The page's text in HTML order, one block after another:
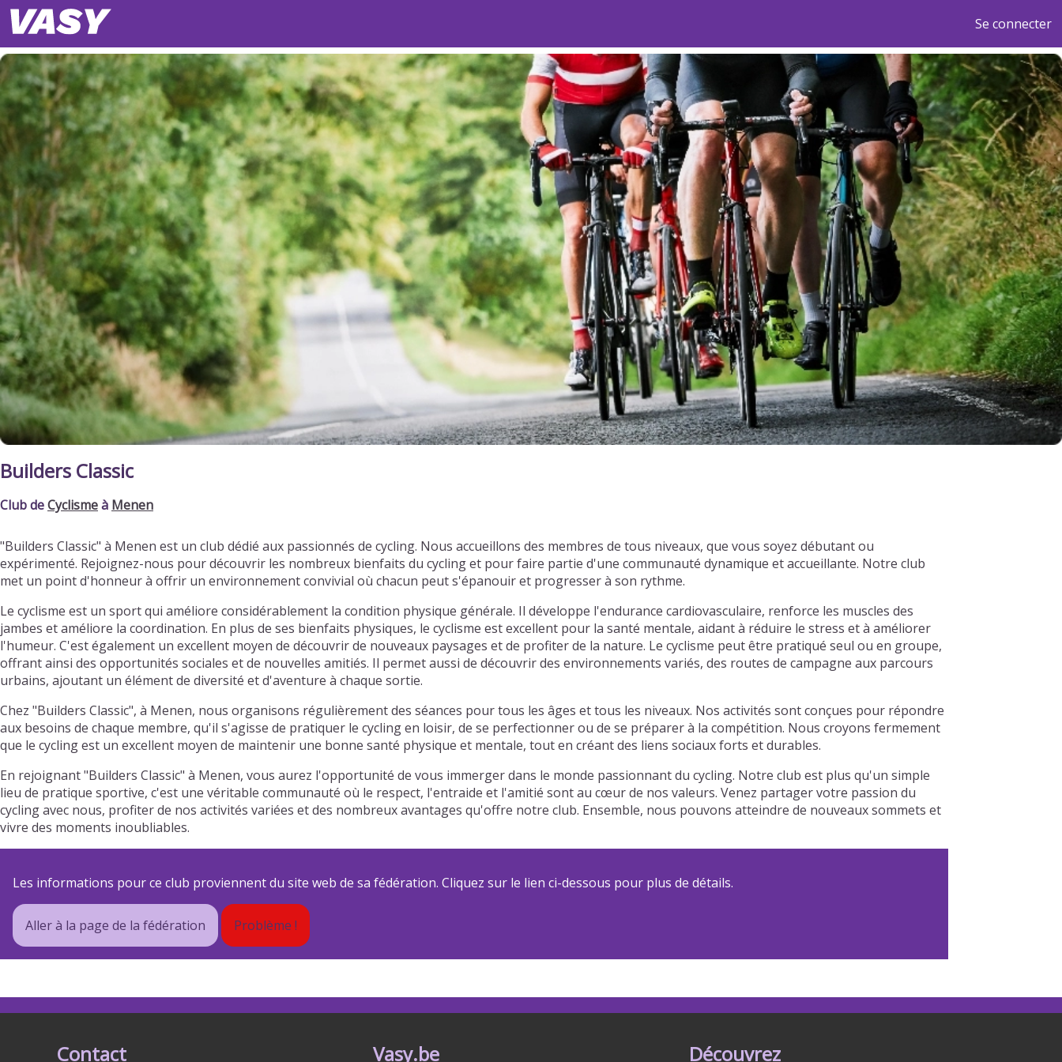
Se connecter
Builders Classic
Club deCyclismeà Menen
"Builders Classic" à Menen est un club dédié aux passionnés de cycling. Nous accueillons des membres de tous niveaux, que vous soyez débutant ou
expérimenté. Rejoignez-nous pour découvrir les nombreux bienfaits du cycling et pour faire partie d'une communauté dynamique et accueillante. Notre club
met un point d'honneur à offrir un environnement convivial où chacun peut s'épanouir et progresser à son rythme.
Le cyclisme est un sport qui améliore considérablement la condition physique générale. Il développe l'endurance cardiovasculaire, renforce les muscles des
jambes et améliore la coordination. En plus de ses bienfaits physiques, le cyclisme est excellent pour la santé mentale, aidant à réduire le stress et à améliorer
l'humeur. C'est également un excellent moyen de découvrir de nouveaux paysages et de profiter de la nature. Le cyclisme peut être pratiqué seul ou en groupe,
offrant ainsi des opportunités sociales et de nouvelles amitiés. Il permet aussi de découvrir des environnements variés, des routes de campagne aux parcours
urbains, ajoutant un élément de diversité et d'aventure à chaque sortie.
Chez "Builders Classic", à Menen, nous organisons régulièrement des séances pour tous les âges et tous les niveaux. Nos activités sont conçues pour répondre
aux besoins de chaque membre, qu'il s'agisse de pratiquer le cycling en loisir, de se perfectionner ou de se préparer à la compétition. Nous croyons fermement
que le cycling est un excellent moyen de maintenir une bonne santé physique et mentale, tout en créant des liens sociaux forts et durables.
En rejoignant "Builders Classic" à Menen, vous aurez l'opportunité de vous immerger dans le monde passionnant du cycling. Notre club est plus qu'un simple
lieu de pratique sportive, c'est une véritable communauté où le respect, l'entraide et l'amitié sont au cœur de nos valeurs. Venez partager votre passion du
cycling avec nous, profiter de nos activités variées et des nombreux avantages qu'offre notre club. Ensemble, nous pouvons atteindre de nouveaux sommets et
vivre des moments inoubliables.
Les informations pour ce club proviennent du site web de sa fédération. Cliquez sur le lien ci-dessous pour plus de détails.
Aller à la page de la fédération Problème !
Contact Vasy.be Découvrez